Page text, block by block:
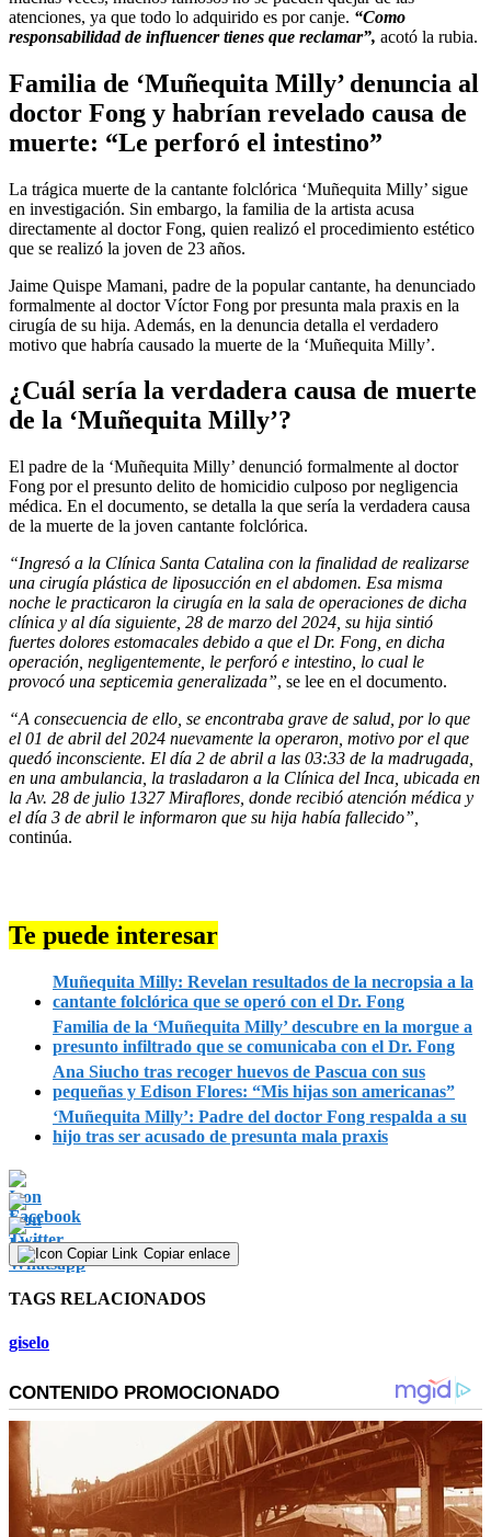
atenciones, ya que todo lo adquirido es por canje. “Como
responsabilidad de influencer tienes que reclamar”, acotó la rubia.
Familia de ‘Muñequita Milly’ denuncia al
doctor Fong y habrían revelado causa de
muerte: “Le perforó el intestino”
La trágica muerte de la cantante folclórica ‘Muñequita Milly’ sigue
en investigación. Sin embargo, la familia de la artista acusa
directamente al doctor Fong, quien realizó el procedimiento estético
que se realizó la joven de 23 años.
Jaime Quispe Mamani, padre de la popular cantante, ha denunciado
formalmente al doctor Víctor Fong por presunta mala praxis en la
cirugía de su hija. Además, en la denuncia detalla el verdadero
motivo que habría causado la muerte de la ‘Muñequita Milly’.
¿Cuál sería la verdadera causa de muerte
de la ‘Muñequita Milly’?
El padre de la ‘Muñequita Milly’ denunció formalmente al doctor
Fong por el presunto delito de homicidio culposo por negligencia
médica. En el documento, se detalla la que sería la verdadera causa
de la muerte de la joven cantante folclórica.
“Ingresó a la Clínica Santa Catalina con la finalidad de realizarse
una cirugía plástica de liposucción en el abdomen. Esa misma
noche le practicaron la cirugía en la sala de operaciones de dicha
clínica y al día siguiente, 28 de marzo del 2024, su hija sintió
fuertes dolores estomacales debido a que el Dr. Fong, en dicha
operación, negligentemente, le perforó e intestino, lo cual le
provocó una septicemia generalizada”, se lee en el documento.
“A consecuencia de ello, se encontraba grave de salud, por lo que
el 01 de abril del 2024 nuevamente la operaron, motivo por el que
quedó inconsciente. El día 2 de abril a las 03:33 de la madrugada,
en una ambulancia, la trasladaron a la Clínica del Inca, ubicada en
la Av. 28 de julio 1327 Miraflores, donde recibió atención médica y
el día 3 de abril le informaron que su hija había fallecido”,
continúa.
Te puede interesar
Muñequita Milly: Revelan resultados de la necropsia a la
cantante folclórica que se operó con el Dr. Fong
Familia de la ‘Muñequita Milly’ descubre en la morgue a
presunto infiltrado que se comunicaba con el Dr. Fong
Ana Siucho tras recoger huevos de Pascua con sus
pequeñas y Edison Flores: “Mis hijas son americanas”
‘Muñequita Milly’: Padre del doctor Fong respalda a su
hijo tras ser acusado de presunta mala praxis
Copiar enlace
TAGS RELACIONADOS
giselo